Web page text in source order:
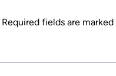
Required fields are marked